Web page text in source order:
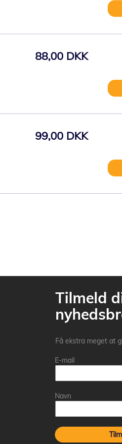
88,00 DKK
99,00 DKK
Tilmeld
Få ekstra meget at
E-mail
Navn